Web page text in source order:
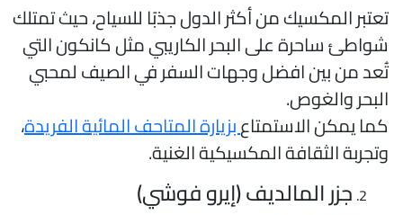
المكسيك من أكثر الدول جذبًا للسياح، حيث تمتلك
ساحرة على البحر الكاريبي مثل كانكون التي
من بين افضل وجهات السفر في الصيف لمحبي
والغوص.
يمكن الاستمتاعبزيارة المتاحف المائية الفريدة،
الثقافة المكسيكية الغنية.
جزر المالديف (إيرو فوشي)